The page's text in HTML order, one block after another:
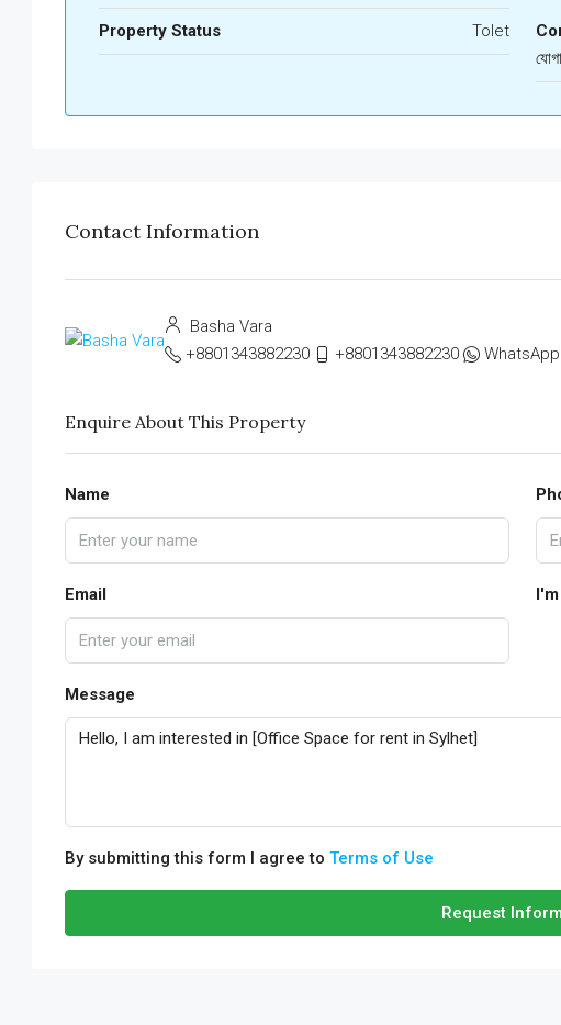
Property Status Tolet
Contact Information
Basha Vara
+8801343882230
+8801343882230 WhatsApp
Enquire About This Property
Name
Email
Message
By submitting this form I agree to Terms of Use
Request